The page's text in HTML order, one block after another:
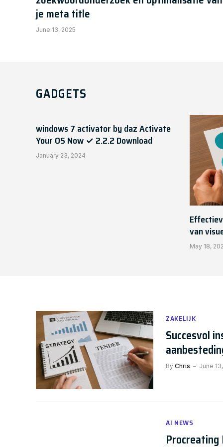
je meta title
June 13, 2025
GADGETS
windows 7 activator by daz Activate
Your OS Now ✓ 2.2.2 Download
January 23, 2024
van
May 18,
ZAKELIJK
Succesvol
By Chris June
AI NEWS
Procreating